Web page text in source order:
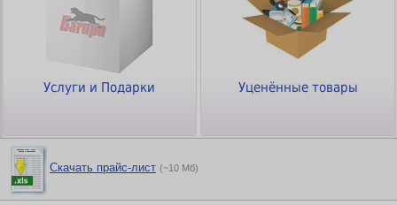
Услуги и Подарки Уценённые товары
Скачать прайс-лист (~10 Мб)